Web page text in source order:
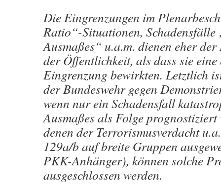
Die Eingrenzungen im
Ratio“-Situationen, Schadensfälle
Ausmaßes“ u.a.m. dienen eher
der Öffentlichkeit, als dass sie eine
Eingrenzung bewirkten. Letztlich
der Bundeswehr gegen
wenn nur ein Schadensfall
Ausmaßes als Folge
denen der Terrorismusverdacht
129a/b auf breite Gruppen
PKK-Anhänger), können solche
ausgeschlossen werden.